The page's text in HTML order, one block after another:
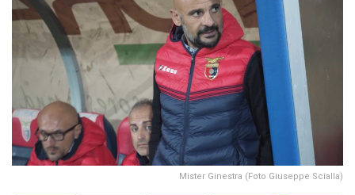
Mister Ginestra (Foto Giuseppe Scialla)